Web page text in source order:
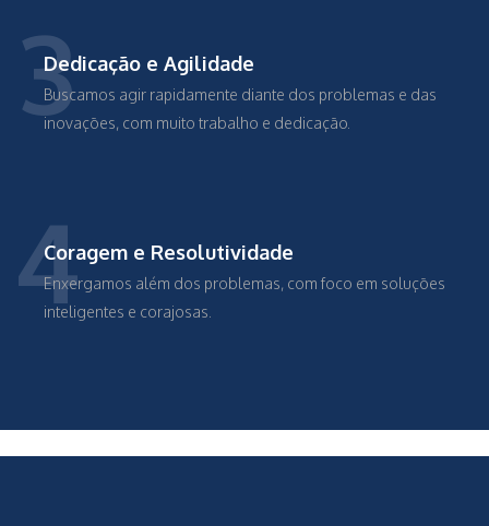
3
Dedicação e Agilidade
Buscamos agir rapidamente diante dos problemas e das
inovações, com muito trabalho e dedicação.
4
Coragem e Resolutividade
Enxergamos além dos problemas, com foco em soluções
inteligentes e corajosas.